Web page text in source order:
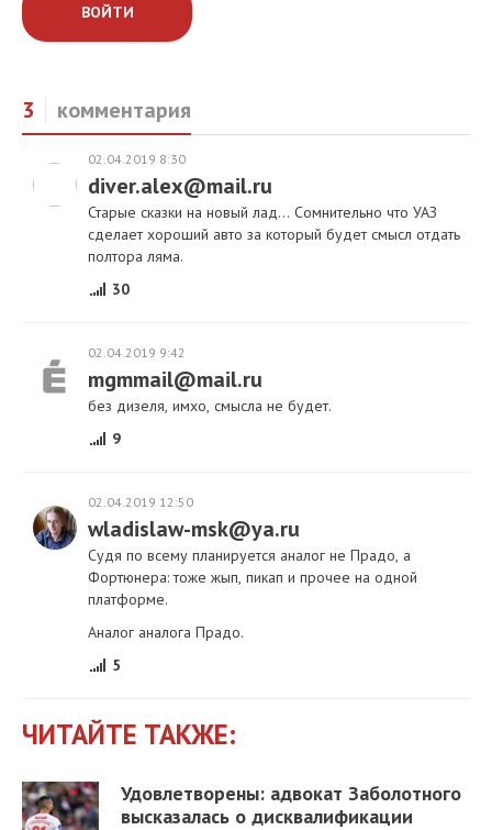
ВОЙТИ
3 комментария
02.04.2019 8:30
diver.alex@mail.ru
Старые сказки на новый лад... Сомнительно что УАЗ
сделает хороший авто за который будет смысл отдать
полтора ляма.
30
02.04.2019 9:42
mgmmail@mail.ru
без дизеля, имхо, смысла не будет.
9
02.04.2019 12:50
wladislaw-msk@ya.ru
Судя по всему планируется аналог не Прадо, а
Фортюнера: тоже жып, пикап и прочее на одной
платформе.
Аналог аналога Прадо.
5
ЧИТАЙТЕ ТАКЖЕ:
Удовлетворены: адвокат Заболотного
высказалась о дисквалификации